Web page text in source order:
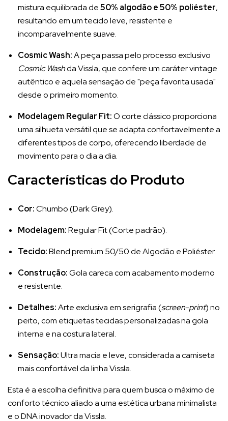
mistura equilibrada de50% algodão e 50% poliéster,
resultando em um tecido leve, resistente e
incomparavelmente suave.
Cosmic Wash:A peça passa pelo processo exclusivo
Cosmic Washda Vissla, que confere um caráter vintage
autêntico e aquela sensação de "peça favorita usada"
desde o primeiro momento.
Modelagem Regular Fit:O corte clássico proporciona
uma silhueta versátil que se adapta confortavelmente a
diferentes tipos de corpo, oferecendo liberdade de
movimento para o dia a dia.
Características do Produto
Cor:Chumbo (Dark Grey).
Modelagem:Regular Fit (Corte padrão).
Tecido:Blend premium 50/50 de Algodão e Poliéster.
Construção:Gola careca com acabamento moderno
e resistente.
Detalhes:Arte exclusiva em serigrafia (screen-print) no
peito, com etiquetas tecidas personalizadas na gola
interna e na costura lateral.
Sensação:Ultra macia e leve, considerada a camiseta
mais confortável da linha Vissla.
Esta é a escolha definitiva para quem busca o máximo de
conforto técnico aliado a uma estética urbana minimalista
e o DNA inovador da Vissla.